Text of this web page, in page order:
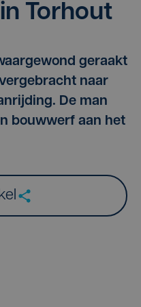
Torhout
geraakt
naar
De man
bouwwerf aan het